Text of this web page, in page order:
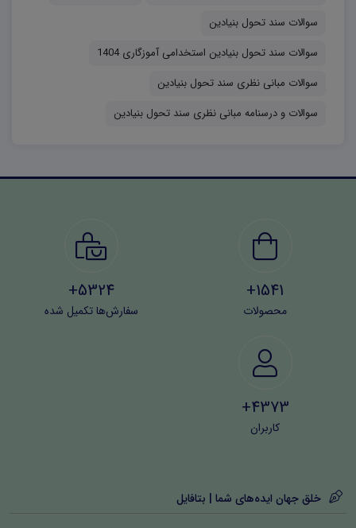
برای سقف قبولی پذیرفته شدگان در نظر گرفته شده است. از
آنجایی که از سال ۱۴۰۴ هفتاد درصد ظرفیت های قبولی
پذیرفته شدگان (۳ برابر ظرفیت) مربوط به قبولی در پله ی اول
آزمون کتبی است، مطالعه سوالات منابع آموزگاری آموزش و
سوالات سند تحول بنیادین
سوالات سند تحول بنیادین استخدامی آموزگاری 1404
سوالات مبانی نظری سند تحول بنیادین
سوالات و درسنامه مبانی نظری سند تحول بنیادین
1541+
محصولات
5324+
سفارش‌ها تکمیل شده
4373+
کاربران
خلق جهان ایده‌های شما | بتافایل